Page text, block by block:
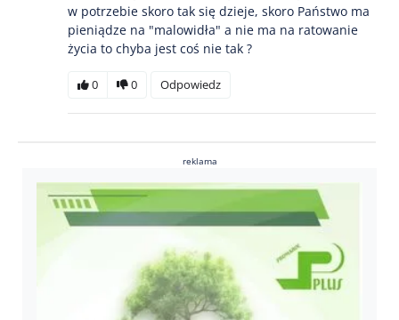
w potrzebie skoro tak się dzieje, skoro Państwo ma
pieniądze na "malowidła" a nie ma na ratowanie
życia to chyba jest coś nie tak ?
0 0 Odpowiedz
reklama